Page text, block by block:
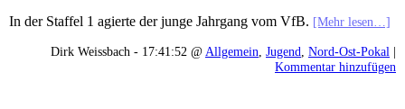
In der Staffel 1 agierte der junge Jahrgang vom VfB. [Mehr lesen…]
Dirk Weissbach - 17:41:52 @Allgemein, Jugend, Nord-Ost-Pokal |
Kommentar hinzufügen